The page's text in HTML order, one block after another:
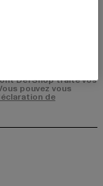
DefShop traite vos
pouvez vous
de